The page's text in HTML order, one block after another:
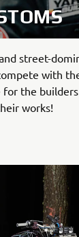
street-
with
the
works!